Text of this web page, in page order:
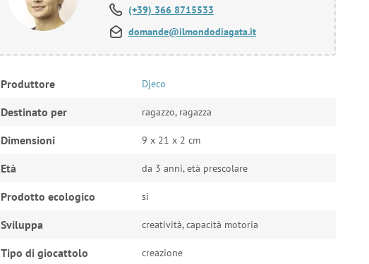
(+39) 366 8715533
domande@ilmondodiagata.it
Produttore Djeco
Destinato per ragazzo, ragazza
Dimensioni 9 x 21 x 2 cm
Età da 3 anni, età prescolare
Prodotto ecologico si
Sviluppa creatività, capacità motoria
Tipo di giocattolo creazione